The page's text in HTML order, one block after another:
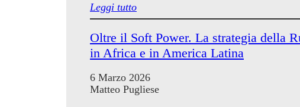
Leggi tutto
Oltre il Soft Power. La strategia della
in Africa e in America Latina
6 Marzo 2026
Matteo Pugliese